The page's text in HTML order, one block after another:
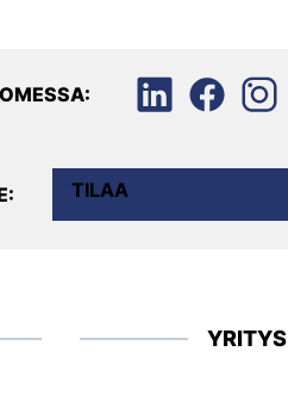
TILAA
YRITYS